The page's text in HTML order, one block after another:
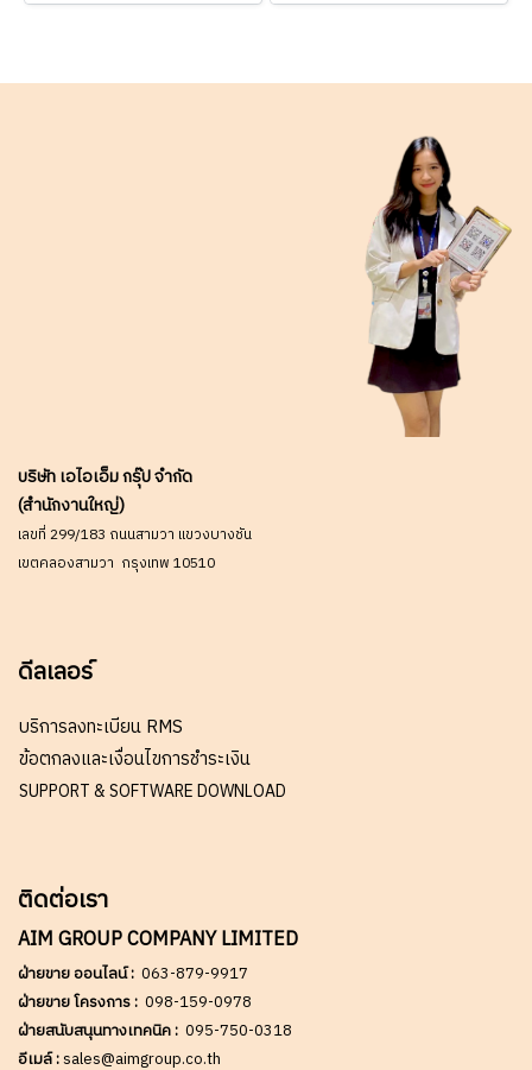
บริษัท เอไอเอ็ม กรุ๊ป จำกัด
(สำนักงานใหญ่)
เลขที่ 299/183 ถนนสามวา แขวงบางชัน
เขตคลองสามวา กรุงเทพ 10510
ดีลเลอร์
บริการลงทะเบียน RMS
ข้อตกลงและเงื่อนไขการชำระเงิน
SUPPORT & SOFTWARE DOWNLOAD
ติดต่อเรา
AIM GROUP COMPANY LIMITED
ฝ่ายขาย ออนไลน์ : 063-879-9917
ฝ่ายขาย โครงการ : 098-159-0978
ฝ่ายสนับสนุนทางเทคนิค : 095-750-0318
อีเมล์ :sales@aimgroup.co.th